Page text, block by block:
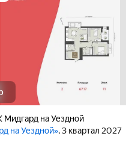
на Уездной
на Уездной», 3 квартал 2027